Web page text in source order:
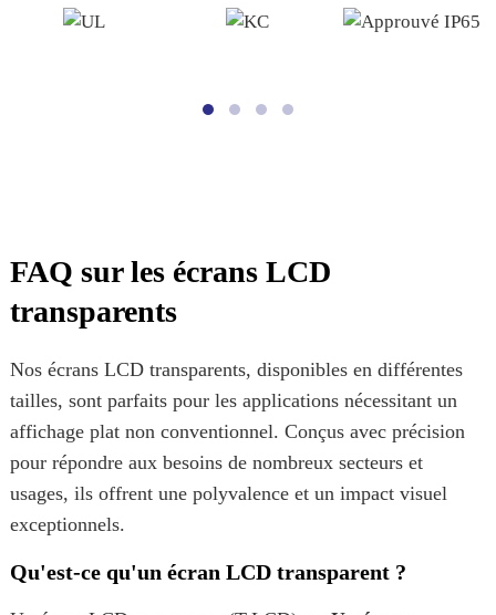
FAQ sur les écrans LCD
transparents
Nos écrans LCD transparents, disponibles en différentes
tailles, sont parfaits pour les applications nécessitant un
affichage plat non conventionnel. Conçus avec précision
pour répondre aux besoins de nombreux secteurs et
usages, ils offrent une polyvalence et un impact visuel
exceptionnels.
Qu'est-ce qu'un écran LCD transparent ?